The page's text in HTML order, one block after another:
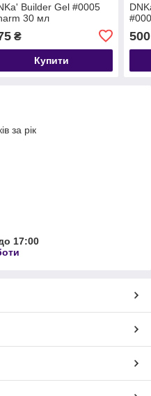
Builder Gel #0005
30 мл
₴
Купити
500
за рік
17:00